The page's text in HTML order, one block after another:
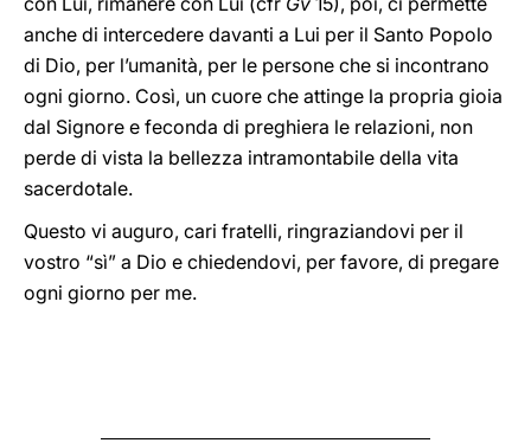
anche di intercedere davanti a Lui per il Santo Popolo
di Dio, per l’umanità, per le persone che si incontrano
ogni giorno. Così, un cuore che attinge la propria gioia
dal Signore e feconda di preghiera le relazioni, non
perde di vista la bellezza intramontabile della vita
sacerdotale.
Questo vi auguro, cari fratelli, ringraziandovi per il
vostro “sì” a Dio e chiedendovi, per favore, di pregare
ogni giorno per me.